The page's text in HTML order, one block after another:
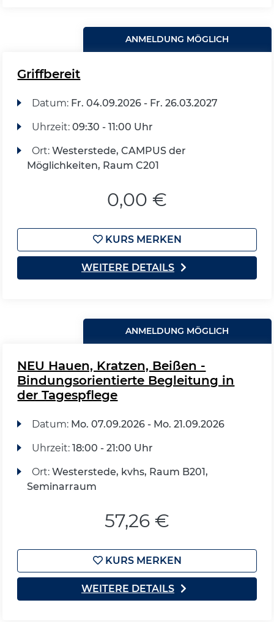
ANMELDUNG MÖGLICH
Griffbereit
Datum: Fr. 04.09.2026 - Fr. 26.03.2027
Uhrzeit: 09:30 - 11:00 Uhr
Ort: Westerstede, CAMPUS der
Möglichkeiten, Raum C201
0,00 €
KURS MERKEN
WEITERE DETAILS
ANMELDUNG MÖGLICH
NEU Hauen, Kratzen, Beißen -
Bindungsorientierte Begleitung in
der Tagespflege
Datum: Mo. 07.09.2026 - Mo. 21.09.2026
Uhrzeit: 18:00 - 21:00 Uhr
Ort: Westerstede, kvhs, Raum B201,
Seminarraum
57,26 €
KURS MERKEN
WEITERE DETAILS